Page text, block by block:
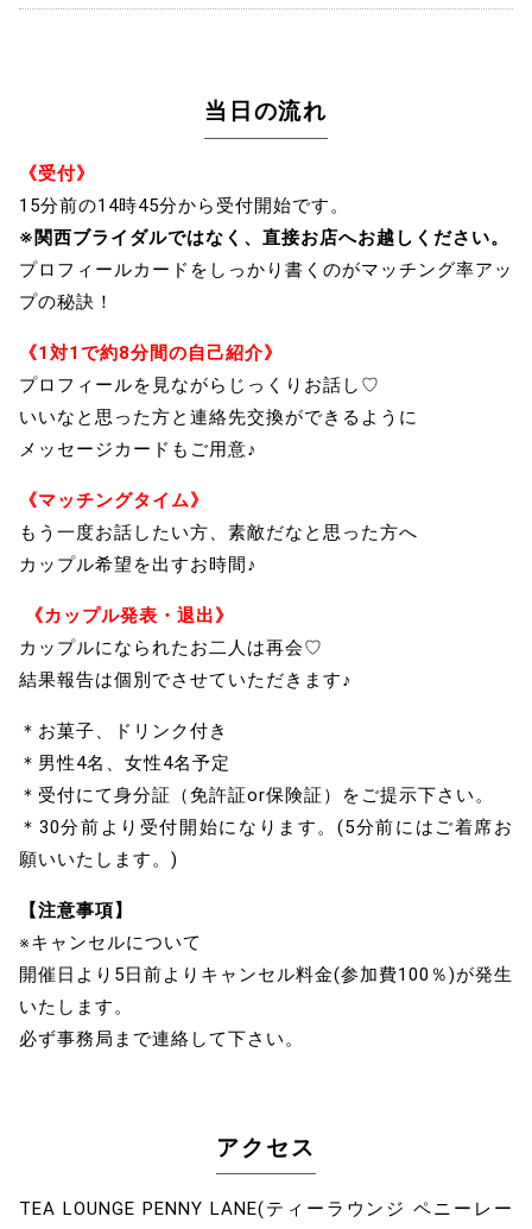
当日の流れ
《受付》
15分前の14時45分から受付開始です。
※関西ブライダルではなく、直接お店へお越しください。
プロフィールカードをしっかり書くのがマッチング率アッ
プの秘訣！
《1対1で約8分間の自己紹介》
プロフィールを見ながらじっくりお話し♡
いいなと思った方と連絡先交換ができるように
メッセージカードもご用意♪
《マッチングタイム》
もう一度お話したい方、素敵だなと思った方へ
カップル希望を出すお時間♪
《カップル発表・退出》
カップルになられたお二人は再会♡
結果報告は個別でさせていただきます♪
＊お菓子、ドリンク付き
＊男性4名、女性4名予定
＊受付にて身分証（免許証or保険証）をご提示下さい。
＊30分前より受付開始になります。(5分前にはご着席お
願いいたします。)
【注意事項】
※キャンセルについて
開催日より5日前よりキャンセル料金(参加費100％)が発生
いたします。
必ず事務局まで連絡して下さい。
アクセス
TEA LOUNGE PENNY LANE(ティーラウンジ ペニーレー